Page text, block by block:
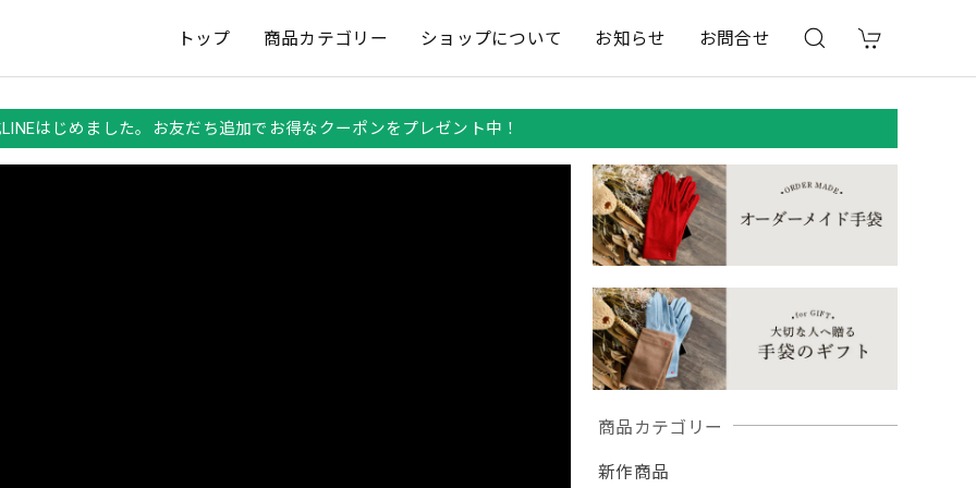
トップ 商品カテゴリー ショップについて お知らせ お問合せ
はじめました。お友だち追加でお得なクーポンをプレゼント中！
商品カテゴリー
新作商品